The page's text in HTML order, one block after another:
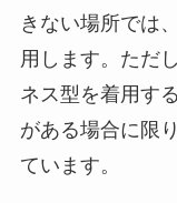
きない場所では
用します。ただ
ネス型を着用す
がある場合に限
ています。